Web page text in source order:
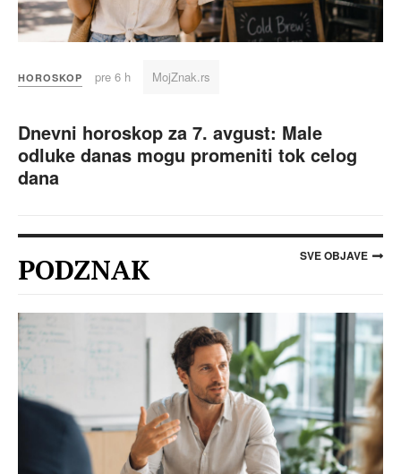
HOROSKOP pre 6 h MojZnak.rs
Dnevni horoskop za 7. avgust: Male
odluke danas mogu promeniti tok celog
dana
PODZNAK SVE OBJAVE